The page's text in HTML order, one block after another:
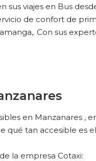
sus viajes en Bus
de confort de
Con sus
en Manzanares ,
tan accesible es
la empresa Cotaxi: